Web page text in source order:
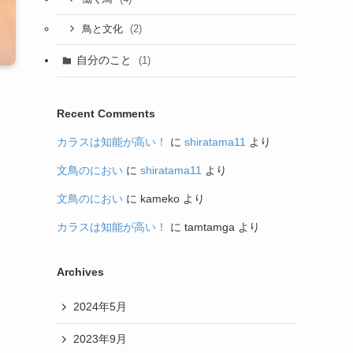
鳥と文化 (2)
自分のこと (1)
Recent Comments
カラスは知能が高い！ に shiratama11 より
文鳥のにおい に shiratama11 より
文鳥のにおい に kameko より
カラスは知能が高い！ に tamtamga より
Archives
2024年5月
2023年9月